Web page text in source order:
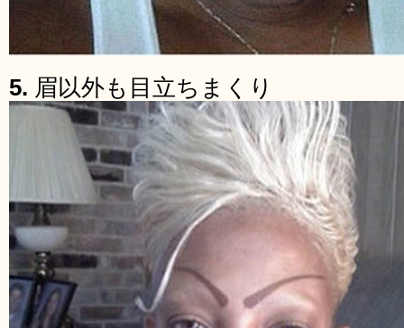
5. 眉以外も目立ちまくり